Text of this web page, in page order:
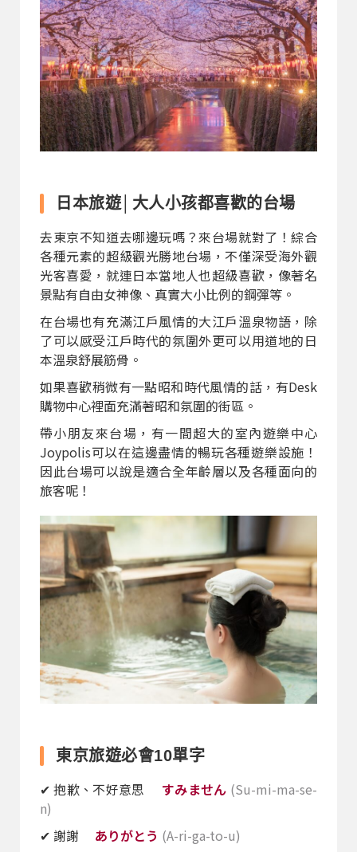
日本旅遊│大人小孩都喜歡的台場
去東京不知道去哪邊玩嗎？來台場就對了！綜合
各種元素的超級觀光勝地台場，不僅深受海外觀
光客喜愛，就連日本當地人也超級喜歡，像著名
景點有自由女神像、真實大小比例的鋼彈等。
在台場也有充滿江戶風情的大江戶溫泉物語，除
了可以感受江戶時代的氛圍外更可以用道地的日
本溫泉舒展筋骨。
如果喜歡稍微有一點昭和時代風情的話，有Desk
購物中心裡面充滿著昭和氛圍的街區。
帶小朋友來台場，有一間超大的室內遊樂中心
Joypolis可以在這邊盡情的暢玩各種遊樂設施！
因此台場可以說是適合全年齡層以及各種面向的
旅客呢！
東京旅遊必會10單字
✔︎ 抱歉、不好意思 すみません (Su-mi-ma-se-
n)
✔︎ 謝謝 ありがとう (A-ri-ga-to-u)